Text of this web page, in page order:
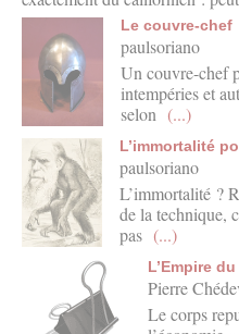
Le couvre-chef
paulsoriano
Un couvre-chef
intempéries et
selon (...)
L’immortalité
paulsoriano
L’immortalité ?
de la technique,
pas (...)
L’Empire
Pierre
Le corps